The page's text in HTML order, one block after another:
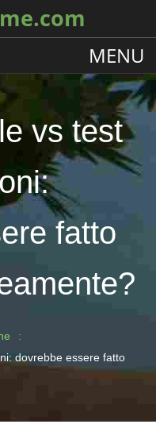
MENU
vs test
fatto
dovrebbe essere fatto